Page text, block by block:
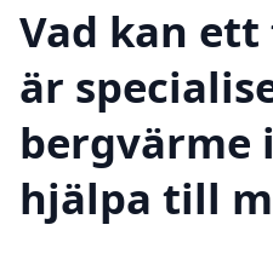
Vad kan
är
bergvärme
hjälpa till